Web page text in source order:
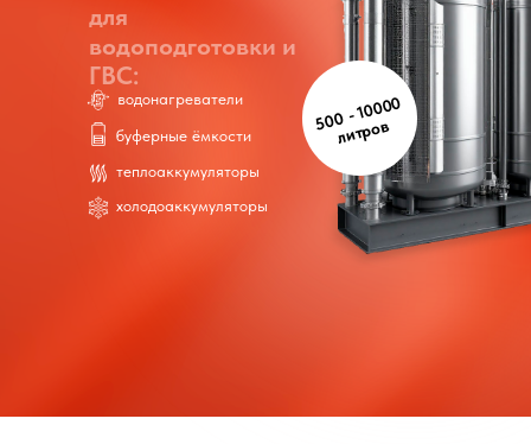
холодоаккумуляторы
теплоаккумуляторы
буферные ёмкости
водонагреватели
для
водоподготовки и
ГВС:
500 - 10000
литров